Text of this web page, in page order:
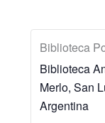
Biblioteca
Biblioteca
Merlo, San
Argentina